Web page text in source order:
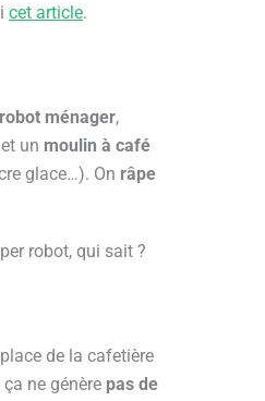
cet article.
ménager,
un moulin à café
glace…). On râpe
robot, qui sait ?
de la cafetière
ça ne génère pas de